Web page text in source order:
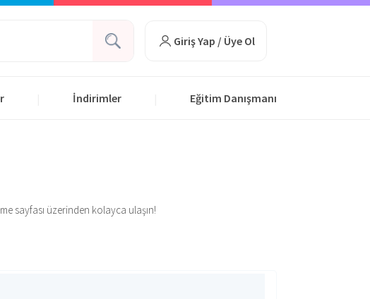
Giriş Yap / Üye Ol
İndirimler Eğitim Danışmanı
sayfası üzerinden kolayca ulaşın!